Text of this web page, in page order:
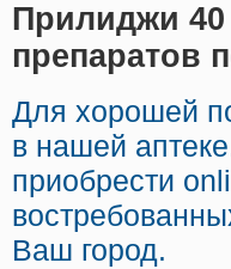
Прилиджи 40
препаратов
Для хорошей
в нашей
приобрести
Ваш город.